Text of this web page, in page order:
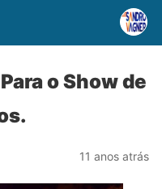
o Show de
11 anos atrás